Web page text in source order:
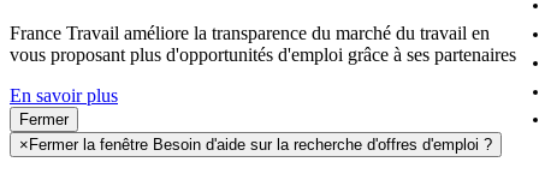
France Travail améliore la transparence du marché du travail en
vous proposant plus d'opportunités d'emploi grâce à ses partenaires
En savoir plus
Fermer
× Fermer la fenêtre Besoin d'aide sur la recherche d'offres d'emploi ?